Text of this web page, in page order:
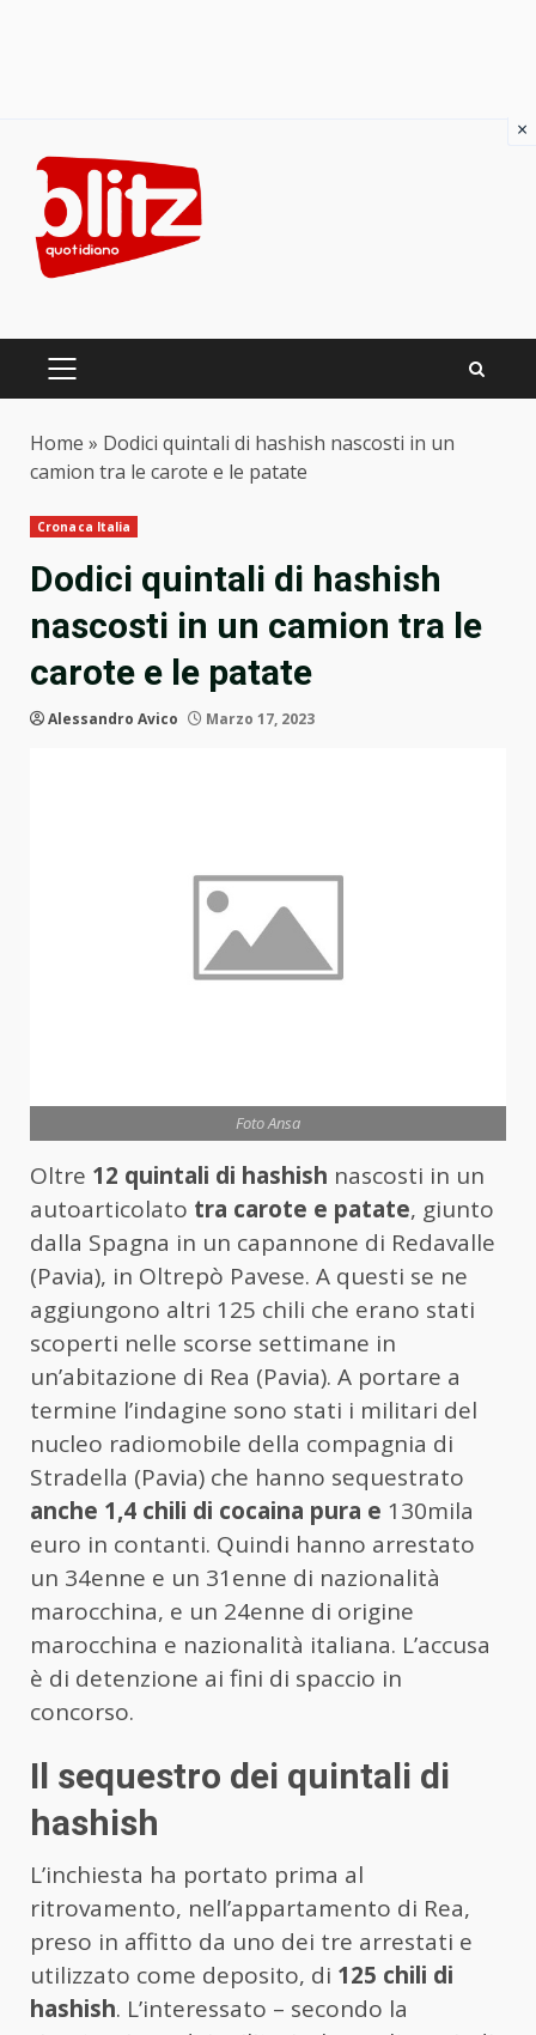
content
PRIMARY
Home » Dodici quintali di hashish nascosti in un
camion tra le carote e le patate
Cronaca Italia
Dodici quintali di hashish
nascosti in un camion tra le
carote e le patate
Alessandro Avico Marzo 17, 2023
Foto Ansa
Oltre 12 quintali di hashish nascosti in un
autoarticolato tra carote e patate, giunto
dalla Spagna in un capannone di Redavalle
(Pavia), in Oltrepò Pavese. A questi se ne
aggiungono altri 125 chili che erano stati
scoperti nelle scorse settimane in
un’abitazione di Rea (Pavia). A portare a
termine l’indagine sono stati i militari del
nucleo radiomobile della compagnia di
Stradella (Pavia) che hanno sequestrato
anche 1,4 chili di cocaina pura e 130mila
euro in contanti. Quindi hanno arrestato
un 34enne e un 31enne di nazionalità
marocchina, e un 24enne di origine
marocchina e nazionalità italiana. L’accusa
è di detenzione ai fini di spaccio in
concorso.
Il sequestro dei quintali di
hashish
L’inchiesta ha portato prima al
ritrovamento, nell’appartamento di Rea,
preso in affitto da uno dei tre arrestati e
utilizzato come deposito, di 125 chili di
hashish. L’interessato – secondo la
×